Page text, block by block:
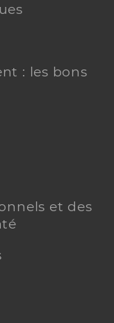
: les bons
et des